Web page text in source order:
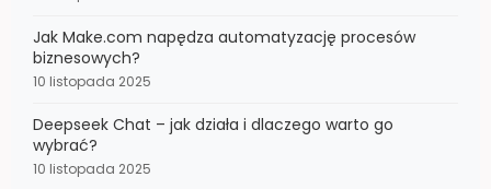
Jak Make.com napędza automatyzację procesów
biznesowych?
10 listopada 2025
Deepseek Chat – jak działa i dlaczego warto go
wybrać?
10 listopada 2025